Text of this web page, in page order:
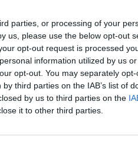
parties, or processing of your
us, please use the below opt-out
opt-out request is processed
information utilized by us
opt-out. You may separately
third parties on the IAB’s list of
by us to third parties on the
it to other third parties.
ma spesso assente
gruppo di canti
l’incasso
la volontà di
e di un elemento della
del Banco
Il